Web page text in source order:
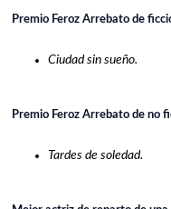
Premio Feroz Arrebato de
Ciudad sin sueño.
Premio Feroz Arrebato de no
Tardes de soledad.